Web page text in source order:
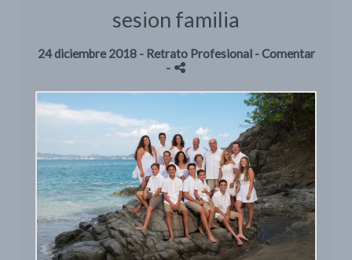
sesion familia
24 diciembre 2018 - Retrato Profesional - Comentar
-